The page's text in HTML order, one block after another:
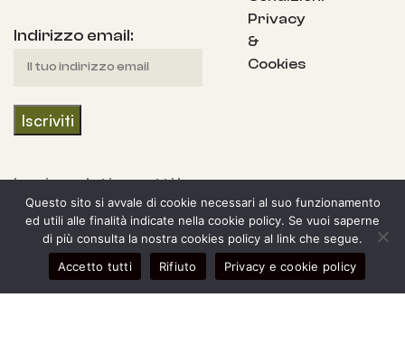
Indirizzo email:
Iscrivendoti accetti la
nostra Informativa
sulla privacy e fornisci
il consenso a ricevere
aggiornamenti dalla
Privacy
&
Cookies
laterale
Il mio account
0
Carrello
Questo sito si avvale di cookie necessari al suo funzionamento
ed utili alle finalità indicate nella cookie policy. Se vuoi saperne
di più consulta la nostra cookies policy al link che segue.
Accetto tutti
Rifiuto Privacy e cookie policy